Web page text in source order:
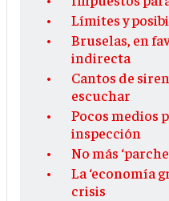
Límites y
Bruselas, en
indirecta
Cantos de
escuchar
Pocos medios
inspección
No más
La ‘economía
crisis